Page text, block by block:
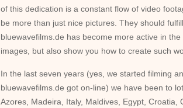
of this dedication is a constant flow of video
be more than just nice pictures. They should
bluewavefilms.de has become more active in
images, but also show you how to create such
In the last seven years (yes, we started filming
bluewavefilms.de got on-line) we have been to
Azores, Madeira, Italy, Maldives, Egypt,